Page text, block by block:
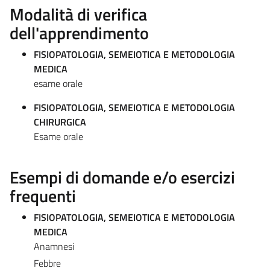
Modalità di verifica
dell'apprendimento
FISIOPATOLOGIA, SEMEIOTICA E METODOLOGIA
MEDICA
esame orale
FISIOPATOLOGIA, SEMEIOTICA E METODOLOGIA
CHIRURGICA
Esame orale
Esempi di domande e/o esercizi
frequenti
FISIOPATOLOGIA, SEMEIOTICA E METODOLOGIA
MEDICA
Anamnesi
Febbre